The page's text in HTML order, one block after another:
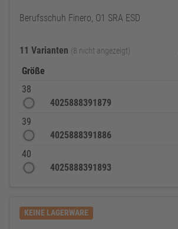
Berufsschuh Finero, O1 SRA ESD
11 Varianten (8 nicht angezeigt)
Größe
38
4025888391879
39
4025888391886
40
4025888391893
KEINE LAGERWARE